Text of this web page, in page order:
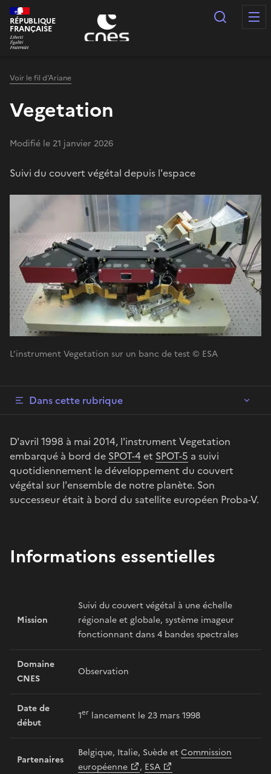
Panneau de gestion des cookies
RÉPUBLIQUE
FRANÇAISE
Voir le fil d'Ariane
Vegetation
Modifié le 21 janvier 2026
Suivi du couvert végétal depuis l'espace
L’instrument Vegetation sur un banc de test © ESA
Dans cette rubrique
D'avril 1998 à mai 2014, l'instrument Vegetation
embarqué à bord de SPOT-4 et SPOT-5 a suivi
quotidiennement le développement du couvert
végétal sur l'ensemble de notre planète. Son
successeur était à bord du satellite européen Proba-V.
Informations essentielles
Mission
Suivi du couvert végétal à une échelle
régionale et globale, système imageur
fonctionnant dans 4 bandes spectrales
Domaine
CNES
Observation
Date de
début
1er lancement le 23 mars 1998
Partenaires
Belgique, Italie, Suède etCommission
européenne
, ESA